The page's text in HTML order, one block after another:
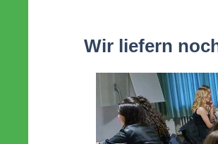
Wir liefern